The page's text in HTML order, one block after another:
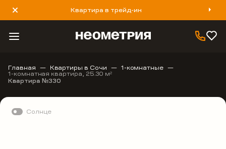
Квартира в трейд-ин
8 800 777 40 93
Главная Квартиры в Сочи 1-комнатные
1-комнатная квартира, 25.30 м2
Квартира №330
Солнце